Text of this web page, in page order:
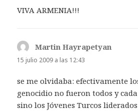
VIVA ARMENIA!!!
Martin Hayrapetyan
15 julio 2009 a las 12:43
se me olvidaba: efectivamente
genocidio no fueron todos y
sino los Jóvenes Turcos